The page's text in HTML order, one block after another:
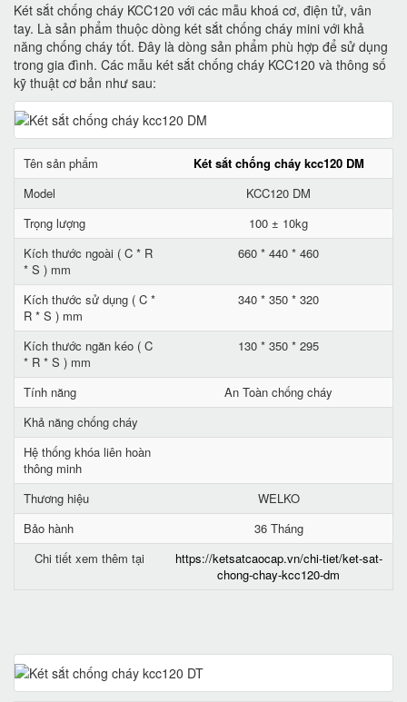
Két sắt chống cháy KCC120 với các mẫu khoá cơ, điện tử, vân
tay. Là sản phẩm thuộc dòng két sắt chống cháy mini với khả
năng chống cháy tốt. Đây là dòng sản phẩm phù hợp để sử dụng
trong gia đình. Các mẫu két sắt chống cháy KCC120 và thông số
kỹ thuật cơ bản như sau:
Tên sản phẩm
Két sắt chống cháy kcc120 DM
Model
KCC120 DM
Trọng lượng
100 ± 10kg
Kích thước ngoài ( C * R
* S ) mm
660 * 440 * 460
Kích thước sử dụng ( C *
R * S ) mm
340 * 350 * 320
Kích thước ngăn kéo ( C
* R * S ) mm
130 * 350 * 295
Tính năng
An Toàn chống cháy
Khả năng chống cháy
Hệ thống khóa liên hoàn
thông minh
Thương hiệu
WELKO
Bảo hành
36 Tháng
Chi tiết xem thêm tại
https://ketsatcaocap.vn/chi-tiet/ket-sat-
chong-chay-kcc120-dm